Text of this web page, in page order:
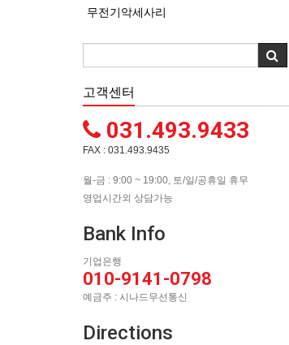
무전기악세사리
고객센터
031.493.9433
FAX : 031.493.9435
월-금 : 9:00 ~ 19:00, 토/일/공휴일 휴무
영업시간외 상담가능
Bank Info
기업은행
010-9141-0798
예금주 : 시나드무선통신
Directions